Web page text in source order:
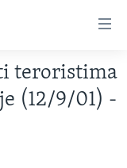
teroristima
(12/9/01) -